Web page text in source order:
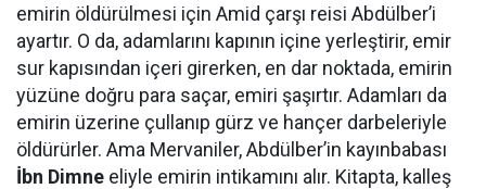
emirin öldürülmesi için Amid çarşı reisi Abdülber’i
ayartır. O da, adamlarını kapının içine yerleştirir, emir
sur kapısından içeri girerken, en dar noktada, emirin
yüzüne doğru para saçar, emiri şaşırtır. Adamları da
emirin üzerine çullanıp gürz ve hançer darbeleriyle
öldürürler. Ama Mervaniler, Abdülber’in kayınbabası
İbn Dimne eliyle emirin intikamını alır. Kitapta, kalleş